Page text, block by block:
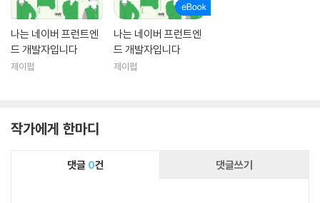
나는 네이버 프런트엔
드 개발자입니다
제이펍
나는 네이버 프런트엔
드 개발자입니다
제이펍
작가에게 한마디
댓글 0건 댓글쓰기